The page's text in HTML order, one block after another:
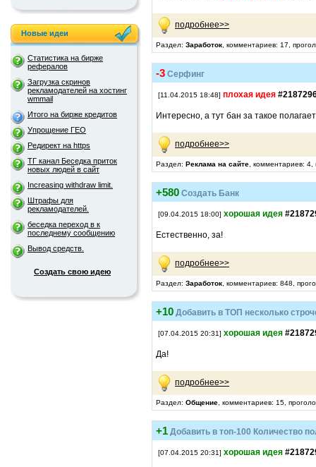
Новые идеи
Статистика на бирже
рефералов
Загрузка скринов
рекламодателей на хостинг
wmmail
Итого на бирже кредитов
Упрощение ГЕО
Редирект на https
ТГ канал Беседка приток
новых людей в сайт
Increasing withdraw limit.
Штрафы для
рекламодателей.
беседка переход в к
последнему сообщению
Вывод средств.
Создать свою идею
подробнее>>
Раздел: Заработок , комментариев: 17,
-3 Серфинг
[11.04.2015 18:48] плохая идея
Интересно, а тут бан за такое
подробнее>>
Раздел: Реклама на сайте , комментариев:
+580 Создать Банк
[09.04.2015 18:00] хорошая идея
Естественно, за!
подробнее>>
Раздел: Заработок , комментариев: 848,
+10 Добавить в ТОП несколько
[07.04.2015 20:31] хорошая идея
Да!
подробнее>>
Раздел: Общение , комментариев: 15,
+1 Добавить в топ-100 Количество
[07.04.2015 20:31] хорошая идея